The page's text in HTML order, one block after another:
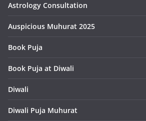
Astrology Consultation
Auspicious Muhurat 2025
Book Puja
Book Puja at Diwali
Diwali
Diwali Puja Muhurat